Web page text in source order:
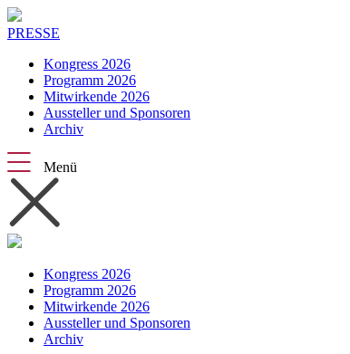
PRESSE
Kongress 2026
Programm 2026
Mitwirkende 2026
Aussteller und Sponsoren
Archiv
Menü
Kongress 2026
Programm 2026
Mitwirkende 2026
Aussteller und Sponsoren
Archiv